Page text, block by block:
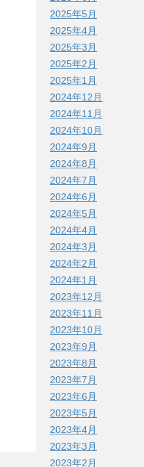
2025年5月
2025年4月
2025年3月
2025年2月
2025年1月
2024年12月
2024年11月
2024年10月
2024年9月
2024年8月
2024年7月
2024年6月
2024年5月
2024年4月
2024年3月
2024年2月
2024年1月
2023年12月
2023年11月
2023年10月
2023年9月
2023年8月
2023年7月
2023年6月
2023年5月
2023年4月
2023年3月
2023年2月